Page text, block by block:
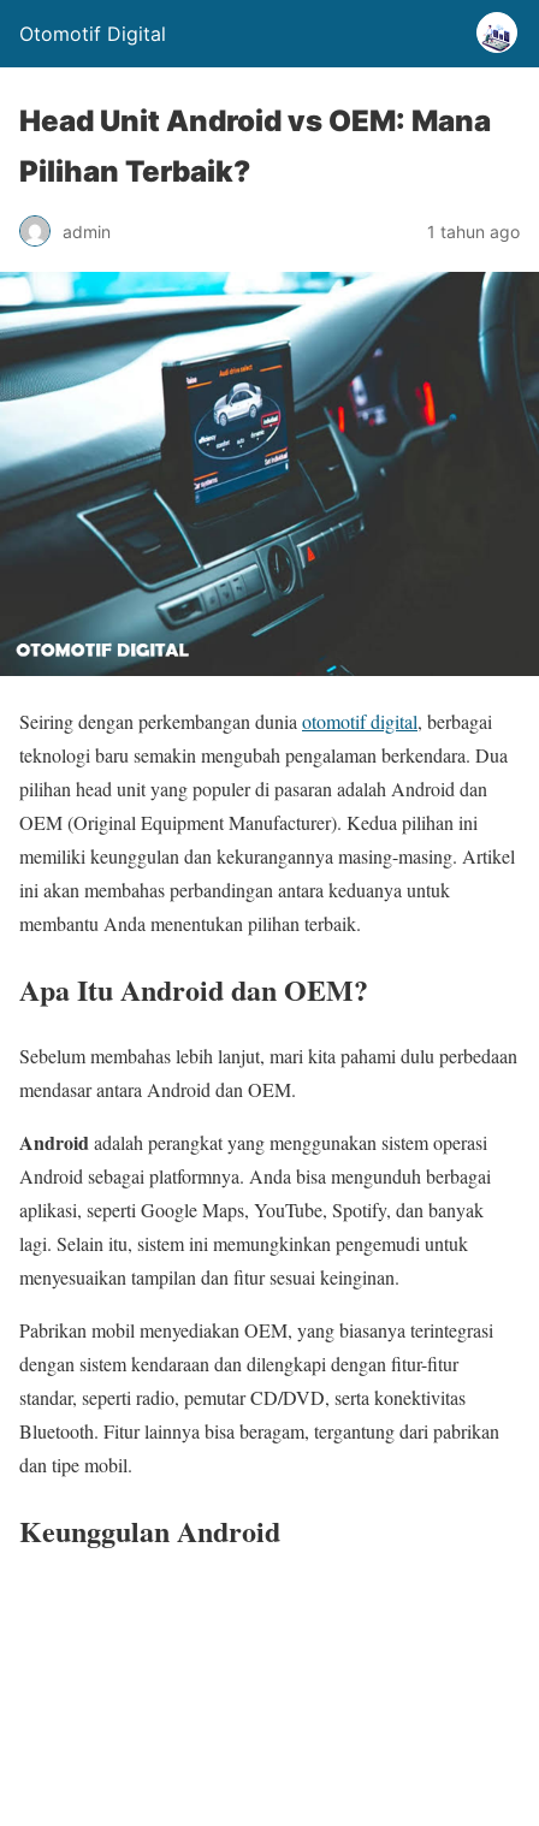
Otomotif Digital
Head Unit Android vs OEM: Mana
Pilihan Terbaik?
admin 1 tahun ago
Seiring dengan perkembangan dunia otomotif digital, berbagai
teknologi baru semakin mengubah pengalaman berkendara. Dua
pilihan head unit yang populer di pasaran adalah Android dan
OEM (Original Equipment Manufacturer). Kedua pilihan ini
memiliki keunggulan dan kekurangannya masing-masing. Artikel
ini akan membahas perbandingan antara keduanya untuk
membantu Anda menentukan pilihan terbaik.
Apa Itu Android dan OEM?
Sebelum membahas lebih lanjut, mari kita pahami dulu perbedaan
mendasar antara Android dan OEM.
Androidadalah perangkat yang menggunakan sistem operasi
Android sebagai platformnya. Anda bisa mengunduh berbagai
aplikasi, seperti Google Maps, YouTube, Spotify, dan banyak
lagi. Selain itu, sistem ini memungkinkan pengemudi untuk
menyesuaikan tampilan dan fitur sesuai keinginan.
Pabrikan mobil menyediakan OEM, yang biasanya terintegrasi
dengan sistem kendaraan dan dilengkapi dengan fitur-fitur
standar, seperti radio, pemutar CD/DVD, serta konektivitas
Bluetooth. Fitur lainnya bisa beragam, tergantung dari pabrikan
dan tipe mobil.
Keunggulan Android